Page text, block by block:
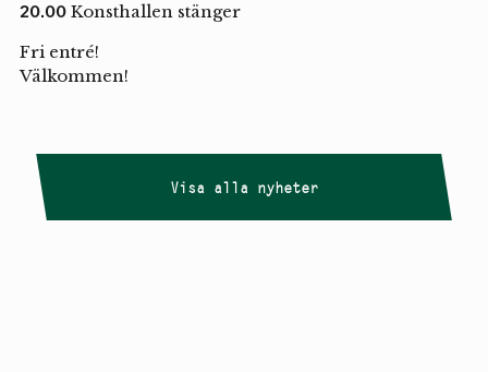
20.00Konsthallen stänger
Fri entré!
Välkommen!
Visa alla nyheter